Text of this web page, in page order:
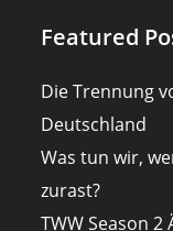
Featured
Die Trennung
Deutschland
Was tun wir,
zurast?
TWW Season